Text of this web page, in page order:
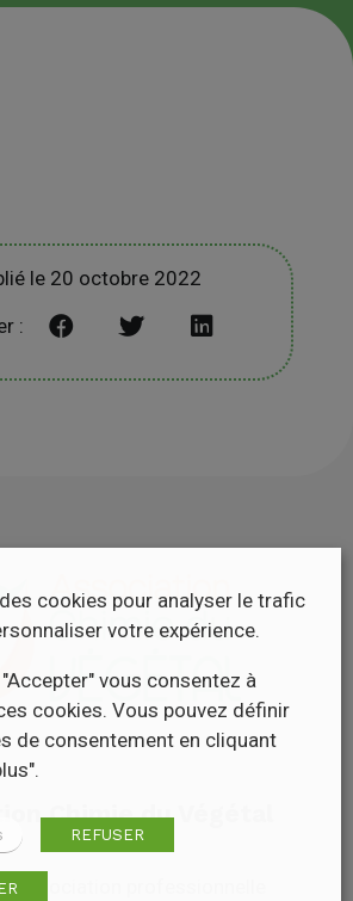
le 20 octobre 2022
:
Chimie du Végétal
l’association professionnelle
cookies pour analyser le trafic
votre expérience.
vous consentez à
cookies. Vous pouvez définir
de consentement en cliquant
REFUSER